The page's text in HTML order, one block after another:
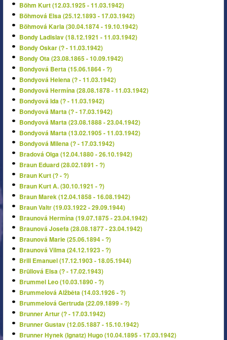
Böhm Kurt (12.03.1925 - 11.03.1942)
Böhmová Elsa (25.12.1893 - 17.03.1942)
Böhmová Karla (30.04.1874 - 19.10.1942)
Bondy Ladislav (18.12.1921 - 11.03.1942)
Bondy Oskar (? - 11.03.1942)
Bondy Ota (23.08.1865 - 10.09.1942)
Bondyová Berta (15.06.1864 - ?)
Bondyová Helena (? - 11.03.1942)
Bondyová Hermína (28.08.1878 - 11.03.1942)
Bondyová Ida (? - 11.03.1942)
Bondyová Marta (? - 17.03.1942)
Bondyová Marta (23.08.1888 - 23.04.1942)
Bondyová Marta (13.02.1905 - 11.03.1942)
Bondyová Milena (? - 17.03.1942)
Bradová Olga (12.04.1880 - 26.10.1942)
Braun Eduard (28.02.1891 - ?)
Braun Kurt (? - ?)
Braun Kurt A. (30.10.1921 - ?)
Braun Marek (12.04.1858 - 16.08.1942)
Braun Valtr (19.03.1922 - 29.09.1944)
Braunová Hermína (19.07.1875 - 23.04.1942)
Braunová Josefa (28.08.1877 - 23.04.1942)
Braunová Marie (25.06.1894 - ?)
Braunová Vilma (24.12.1923 - ?)
Brill Emanuel (17.12.1903 - 18.05.1944)
Brüllová Elsa (? - 17.02.1943)
Brummel Leo (10.03.1890 - ?)
Brummelová Alžběta (14.03.1926 - ?)
Brummelová Gertruda (22.09.1899 - ?)
Brunner Artur (? - 17.03.1942)
Brunner Gustav (12.05.1887 - 15.10.1942)
Brunner Hynek (Ignatz) Hugo (10.04.1895 - 17.03.1942)